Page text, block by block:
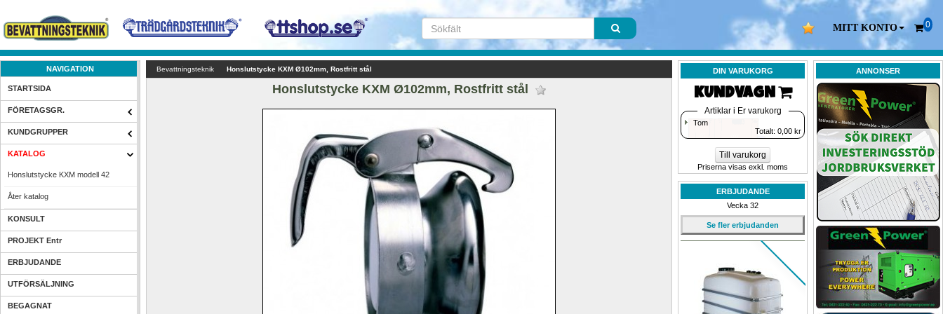
MITT KONTO 0
NAVIGATION
STARTSIDA
FÖRETAGSGR.
KUNDGRUPPER
KATALOG
Honslutstycke KXM modell 42
Åter katalog
KONSULT
PROJEKT Entr
ERBJUDANDE
UTFÖRSÄLJNING
BEGAGNAT
ANNONSER
DIN VARUKORG
KUNDVAGN
Artiklar i Er varukorg
Tom
Totalt: 0,00 kr
Till varukorg
Priserna visas exkl. moms
ERBJUDANDE
Vecka 32
Se fler erbjudanden
Bevattningsteknik Honslutstycke KXM Ø102mm, Rostfritt stål
Honslutstycke KXM Ø102mm, Rostfritt stål